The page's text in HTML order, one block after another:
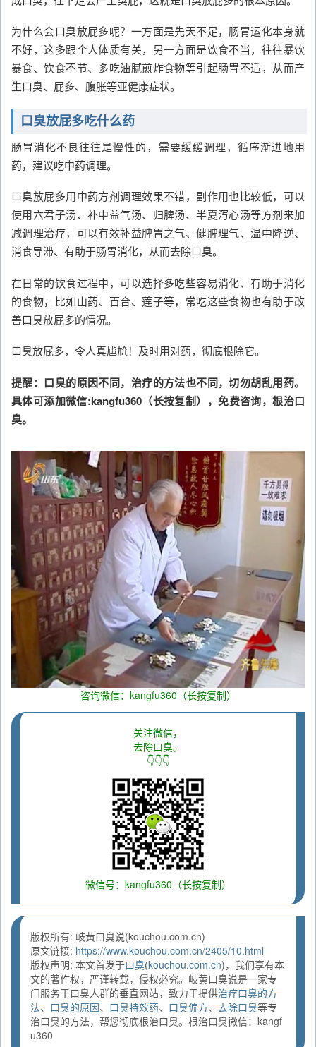
为什么会口臭放屁多呢？一方面是先天不足，肠胃运化本身就
不好，这多跟个人体质有关，另一方面是饮食不当，往往暴饮
暴食、饮食不节、多吃油腻煎炸食物等引起肠胃不适，从而产
生口臭、屁多、腹胀等亚健康症状。
口臭放屁多吃什么药
肠胃消化不良往往是慢性的，需要缓缓调理，循序渐进地用
药，建议吃中药调理。
口臭放屁多用中药方剂调理效果不错，副作用也比较低，可以
使用六君子汤、补中益气汤、归脾汤、半夏泻心汤等方剂来加
减调理治疗，可以有效补益脾胃之气、健脾理气、温中降逆、
消食导滞、有助于肠胃消化，从而去除口臭。
在日常的饮食过程中，可以选择多吃些容易消化、有助于消化
的食物，比如山药、百合、莲子等，常吃这些食物也有助于改
善口臭放屁多的情况。
口臭放屁多，令人真尴尬！及时用对药，彻底根除它。
提醒：口臭的原因不同，治疗的方法也不同，切勿胡乱用药。
具体可添加微信:kangfu360（长按复制），免费咨询，根治口
臭。
咨询微信：kangfu360（长按复制）
关注微信，
去除口臭。
👇👇👇
微信号：kangfu360（长按复制）
版权所有: 岐黄口臭说(kouchou.com.cn)
原文链接: https://www.kouchou.com.cn/2405/10.html
版权声明: 本文首发于口臭(kouchou.com.cn)，我们享有本
文的著作权，严谨转载，侵权必究。岐黄口臭说是一家专
门服务于口臭人群的垂直网站，致力于提供治疗口臭的方
法、 口臭的原因、 口臭特效药、 口臭偏方、 去除口臭等专
治口臭的方法，帮您彻底根治口臭。根治口臭微信：kangf
u360